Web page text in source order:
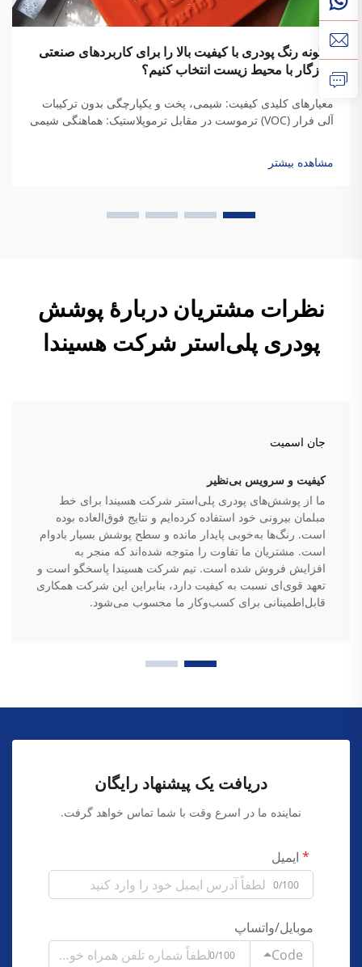
چگونه رنگ پودری با کیفیت بالا را برای کاربردهای صنعتی
سازگار با محیط زیست انتخاب کنیم؟
معیارهای کلیدی کیفیت: شیمی، پخت و یکپارچگی بدون ترکیبات
آلی فرار (VOC) ترموست در مقابل ترموپلاستیک: هماهنگی شیمی
می‌پزند، پیوندهای عرضی دائمی ایجاد می‌کنند که به آنها استحکام
واقعی می‌دهد...
مشاهده بیشتر
نظرات مشتریان دربارهٔ پوشش
پودری پلی‌استر شرکت هسیندا
جان اسمیت
کیفیت و سرویس بی‌نظیر
ما از پوشش‌های پودری پلی‌استر شرکت هسیندا برای خط
مبلمان بیرونی خود استفاده کرده‌ایم و نتایج فوق‌العاده بوده
است. رنگ‌ها به‌خوبی پایدار مانده و سطح پوشش بسیار بادوام
است. مشتریان ما تفاوت را متوجه شده‌اند که منجر به
افزایش فروش شده است. تیم شرکت هسیندا پاسخگو است و
تعهد قوی‌ای نسبت به کیفیت دارد، بنابراین این شرکت همکاری
قابل‌اطمینانی برای کسب‌وکار ما محسوب می‌شود.
دریافت یک پیشنهاد رایگان
نماینده ما در اسرع وقت با شما تماس خواهد گرفت.
ایمیل
0/100
موبایل/واتساپ
Code
0/100